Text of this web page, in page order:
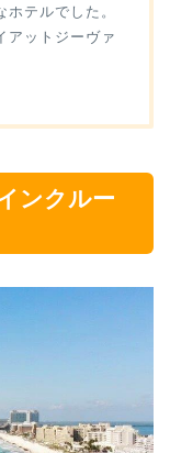
テルでした。
アットジーヴァ
ンクルー